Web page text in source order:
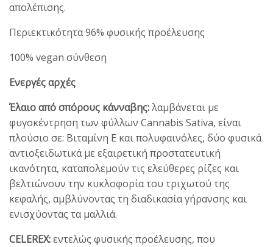
απολέπισης.
Περιεκτικότητα 96% φυσικής προέλευσης
100% vegan σύνθεση
Ενεργές αρχές
Έλαιο από σπόρους κάνναβης:λαμβάνεται με
φυγοκέντρηση των φύλλων Cannabis Sativa, είναι
πλούσιο σε: Βιταμίνη Ε και πολυφαινόλες, δύο φυσικά
αντιοξειδωτικά με εξαιρετική προστατευτική
ικανότητα, καταπολεμούν τις ελεύθερες ρίζες και
βελτιώνουν την κυκλοφορία του τριχωτού της
κεφαλής, αμβλύνοντας τη διαδικασία γήρανσης και
ενισχύοντας τα μαλλιά.
CELEREX:εντελώς φυσικής προέλευσης, που